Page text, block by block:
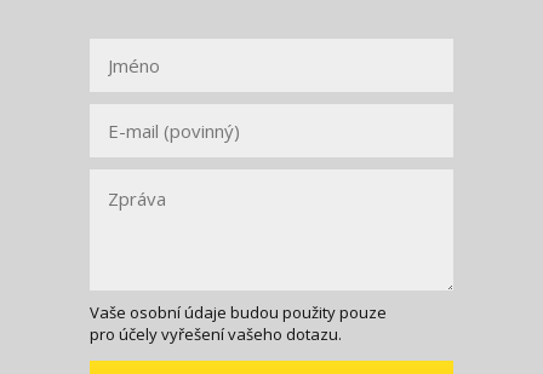
Vaše osobní údaje budou použity pouze
pro účely vyřešení vašeho dotazu.